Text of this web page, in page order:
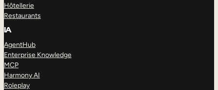
Hôtellerie
Restaurants
IA
AgentHub
Enterprise Knowledge
MCP
Harmony AI
Roleplay